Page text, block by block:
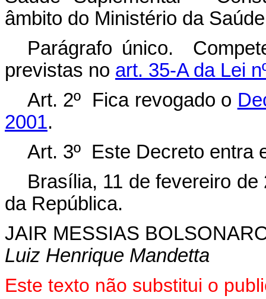
âmbito do Ministério da
Parágrafo único.
previstas no art. 35-A da Lei
Art. 2º Fica revogado o
2001.
Art. 3º Este Decreto entra
Brasília, 11 de fevereiro de
da República.
JAIR MESSIAS
Luiz Henrique Mandetta
Este texto não substitui o